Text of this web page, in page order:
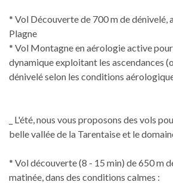
* Vol Découverte de 700 m de dénivelé,
Plagne
* Vol Montagne en aérologie active
dynamique exploitant les ascendances
dénivelé selon les conditions
_ L'été, nous vous proposons des vols
belle vallée de la Tarentaise et le
* Vol découverte (8 - 15 min) de 650 m
matinée, dans des conditions calmes :